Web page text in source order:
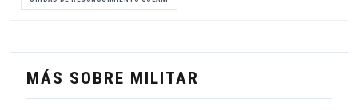
MÁS SOBRE MILITAR